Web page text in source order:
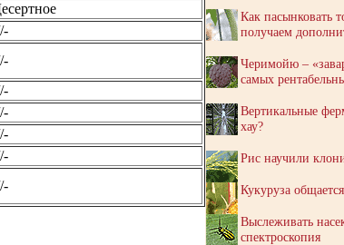
Как пасынковать
получаем
Черимойю –
самых
Вертикальные
хау?
Рис научили
Кукуруза
Выслеживать
спектроскопия